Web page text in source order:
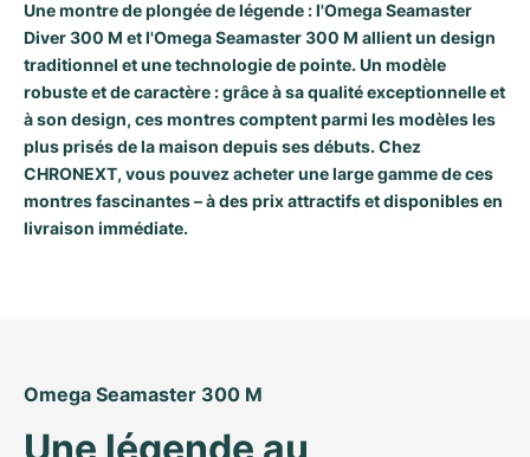
Une montre de plongée de légende : l'Omega Seamaster
Diver 300 M et l'Omega Seamaster 300 M allient un design
traditionnel et une technologie de pointe. Un modèle
robuste et de caractère : grâce à sa qualité exceptionnelle et
à son design, ces montres comptent parmi les modèles les
plus prisés de la maison depuis ses débuts. Chez
CHRONEXT, vous pouvez acheter une large gamme de ces
montres fascinantes – à des prix attractifs et disponibles en
livraison immédiate.
Omega Seamaster 300 M